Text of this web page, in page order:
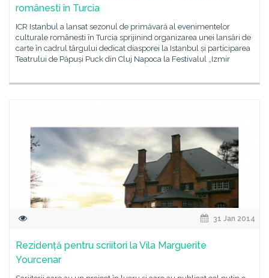
românesti în Turcia
ICR Istanbul a lansat sezonul de primăvară al evenimentelor
culturale românesti în Turcia sprijinind organizarea unei lansări de
carte în cadrul târgului dedicat diasporei la Istanbul și participarea
Teatrului de Păpuși Puck din Cluj Napoca la Festivalul „Izmir
31 Jan 2014
Rezidență pentru scriitori la Vila Marguerite
Yourcenar